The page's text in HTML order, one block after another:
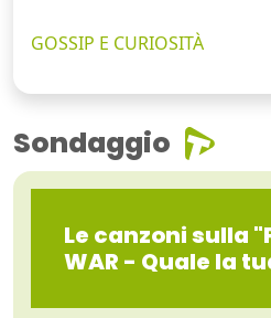
GOSSIP E CURIOSITÀ
Sondaggio
Le canzoni sulla
WAR - Quale la